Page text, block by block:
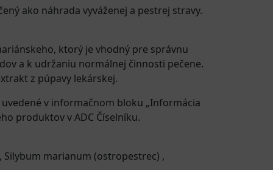
ako náhrada vyváženej a pestrej stravy.
ktorý je vhodný pre správnu
a k udržaniu normálnej činnosti pečene.
z púpavy lekárskej.
v informačnom bloku „Informácia
produktov v ADC Číselníku.
, Silybum marianum (ostropestrec) ,